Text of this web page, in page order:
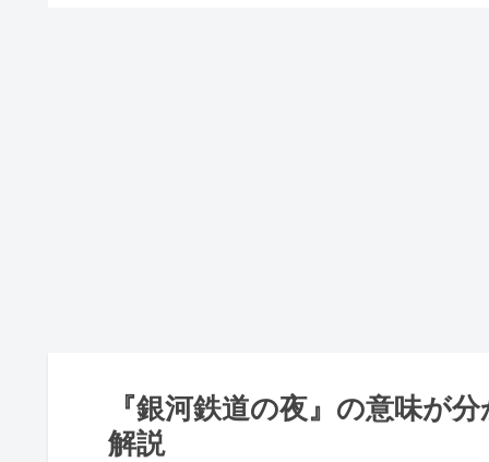
『銀河鉄道の夜』の意味が
解説